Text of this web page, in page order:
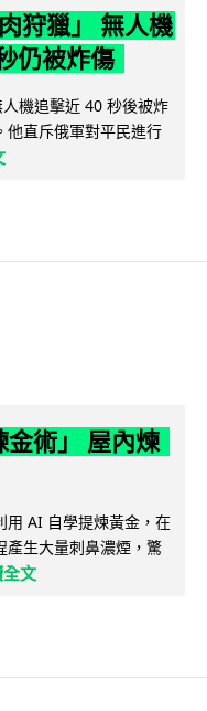
狩獵」 無人機
仍被炸傷
機追擊近 40 秒後被炸
他直斥俄軍對平民進行
金術」 屋內煉
用 AI 自學提煉黃金，在
產生大量刺鼻濃煙，驚
全文